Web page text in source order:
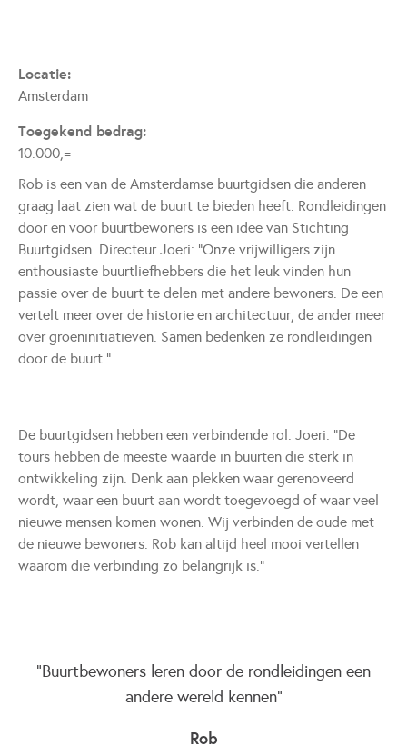
Locatie:
Amsterdam
Toegekend bedrag:
10.000,=
Rob is een van de Amsterdamse buurtgidsen die anderen
graag laat zien wat de buurt te bieden heeft. Rondleidingen
door en voor buurtbewoners is een idee van Stichting
Buurtgidsen. Directeur Joeri: “Onze vrijwilligers zijn
enthousiaste buurtliefhebbers die het leuk vinden hun
passie over de buurt te delen met andere bewoners. De een
vertelt meer over de historie en architectuur, de ander meer
over groeninitiatieven. Samen bedenken ze rondleidingen
door de buurt.”
De buurtgidsen hebben een verbindende rol. Joeri: “De
tours hebben de meeste waarde in buurten die sterk in
ontwikkeling zijn. Denk aan plekken waar gerenoveerd
wordt, waar een buurt aan wordt toegevoegd of waar veel
nieuwe mensen komen wonen. Wij verbinden de oude met
de nieuwe bewoners. Rob kan altijd heel mooi vertellen
waarom die verbinding zo belangrijk is.”
"Buurtbewoners leren door de rondleidingen een
andere wereld kennen"
Rob